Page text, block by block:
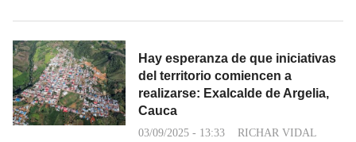
Hay esperanza de que iniciativas
del territorio comiencen a
realizarse: Exalcalde de Argelia,
Cauca
03/09/2025 - 13:33 RICHAR VIDAL